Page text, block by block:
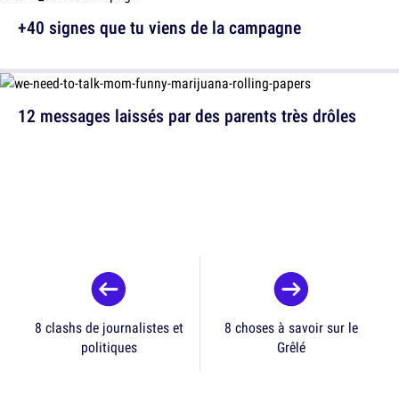
12 messages laissés par des parents très drôles
+40 signes que tu viens de la campagne
8 clashs de journalistes et
politiques
8 choses à savoir sur le
Grêlé